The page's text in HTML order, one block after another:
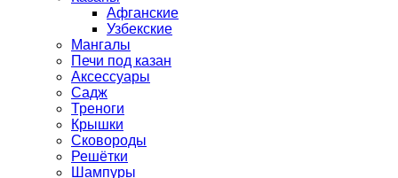
Афганские
Узбекские
Мангалы
Печи под казан
Аксессуары
Садж
Треноги
Крышки
Сковороды
Решётки
Шампуры